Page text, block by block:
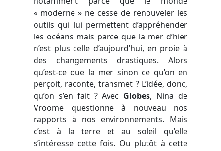
« moderne » ne cesse de renouveler les
outils qui lui permettent d’appréhender
les océans mais parce que la mer d’hier
n’est plus celle d’aujourd’hui, en proie à
des changements drastiques. Alors
qu’est-ce que la mer sinon ce qu’on en
perçoit, raconte, transmet ? L’idée, donc,
qu’on s’en fait ? Avec Globes, Nina de
Vroome questionne à nouveau nos
rapports à nos environnements. Mais
c’est à la terre et au soleil qu’elle
s’intéresse cette fois. Ou plutôt à cette